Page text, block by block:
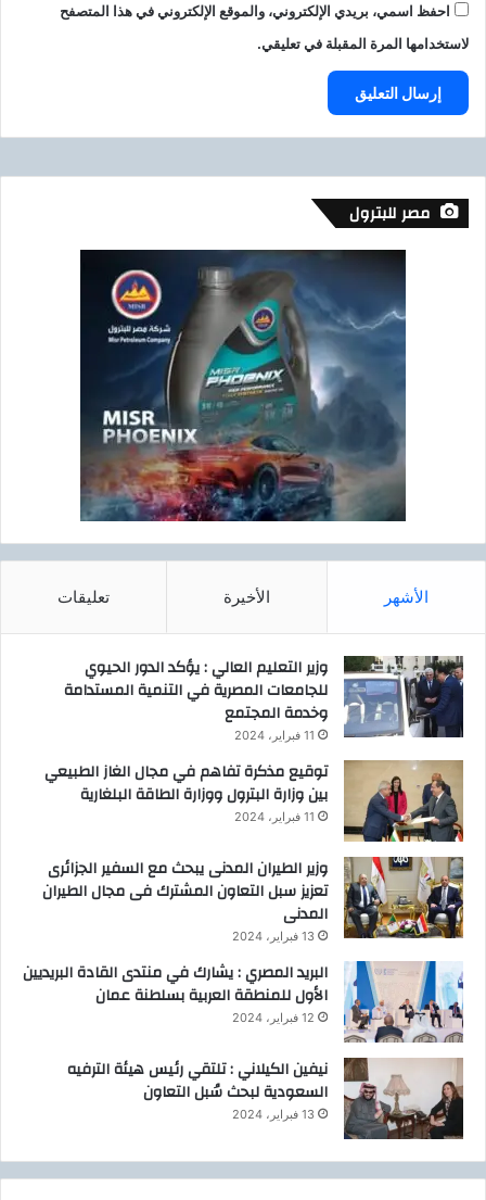
احفظ اسمي، بريدي الإلكتروني، والموقع الإلكتروني في هذا المتصفح
لاستخدامها المرة المقبلة في تعليقي.
مصر للبترول
الأشهر الأخيرة تعليقات
وزير التعليم العالي : يؤكد الدور الحيوي
للجامعات المصرية في التنمية المستدامة
وخدمة المجتمع
11 فبراير، 2024
توقيع مذكرة تفاهم في مجال الغاز الطبيعي
بين وزارة البترول ووزارة الطاقة البلغارية
11 فبراير، 2024
وزير الطيران المدنى يبحث مع السفير الجزائرى
تعزيز سبل التعاون المشترك فى مجال الطيران
المدنى
13 فبراير، 2024
البريد المصري : يشارك في منتدى القادة البريديين
الأول للمنطقة العربية بسلطنة عمان
12 فبراير، 2024
نيفين الكيلاني : تلتقي رئيس هيئة الترفيه
السعودية لبحث سُبل التعاون
13 فبراير، 2024